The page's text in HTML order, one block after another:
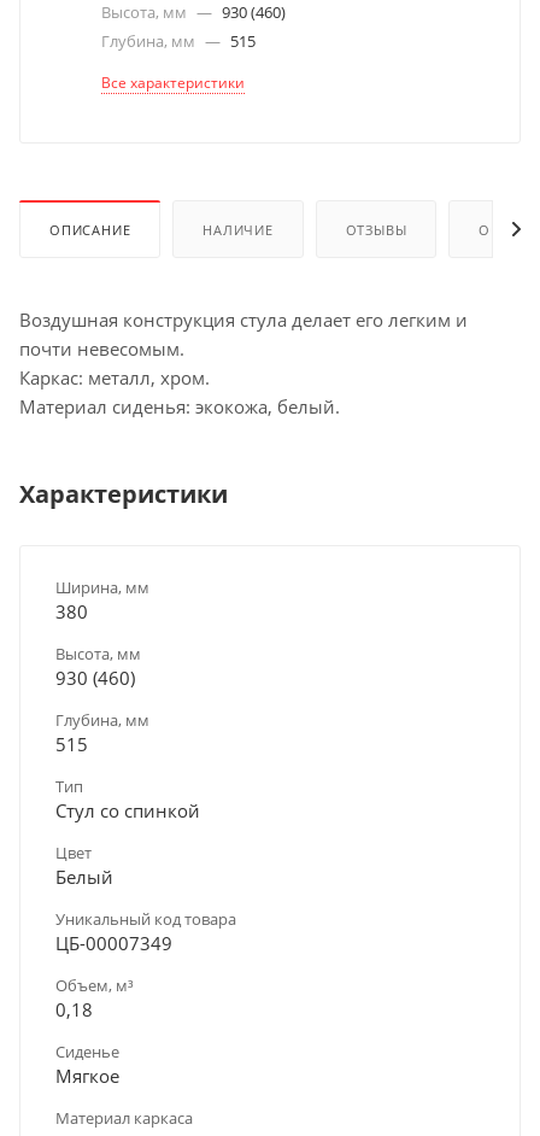
Высота, мм — 930 (460)
Глубина, мм — 515
Все характеристики
ОПИСАНИЕ НАЛИЧИЕ ОТЗЫВЫ ОПЛАТА
Воздушная конструкция стула делает его легким и
почти невесомым.
Каркас: металл, хром.
Материал сиденья: экокожа, белый.
Характеристики
Ширина, мм
380
Высота, мм
930 (460)
Глубина, мм
515
Тип
Стул со спинкой
Цвет
Белый
Уникальный код товара
ЦБ-00007349
Объем, м³
0,18
Сиденье
Мягкое
Материал каркаса